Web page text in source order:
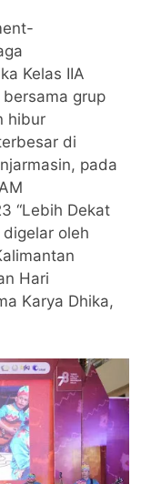
Kelas IIA
grup
hibur
di
pada
“Lebih Dekat
digelar oleh
Hari
Karya Dhika,